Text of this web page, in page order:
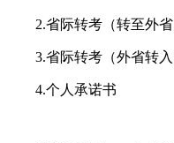
2.省际转考（转至外省
3.省际转考（外省转入
4.个人承诺书